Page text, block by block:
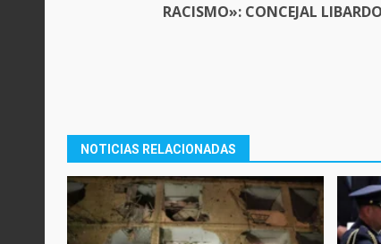
RACISMO»: CONCEJAL
NOTICIAS RELACIONADAS